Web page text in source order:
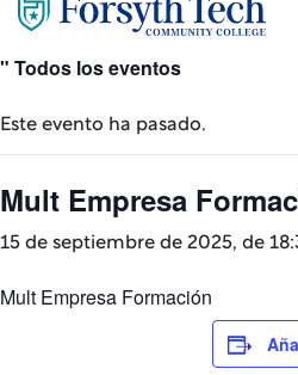
" Todos los eventos
Este evento ha pasado.
Mult Empresa
15 de septiembre de 2025, de
Mult Empresa Formación